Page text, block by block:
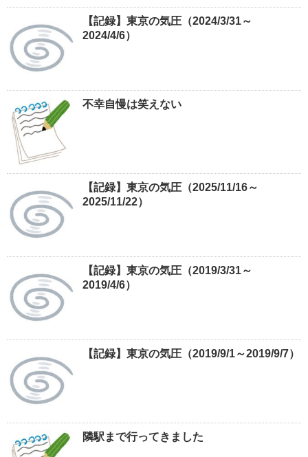
【記録】東京の気圧（2024/3/31～
2024/4/6）
不幸自慢は笑えない
【記録】東京の気圧（2025/11/16～
2025/11/22）
【記録】東京の気圧（2019/3/31～
2019/4/6）
【記録】東京の気圧（2019/9/1～2019/9/7）
隣駅まで行ってきました